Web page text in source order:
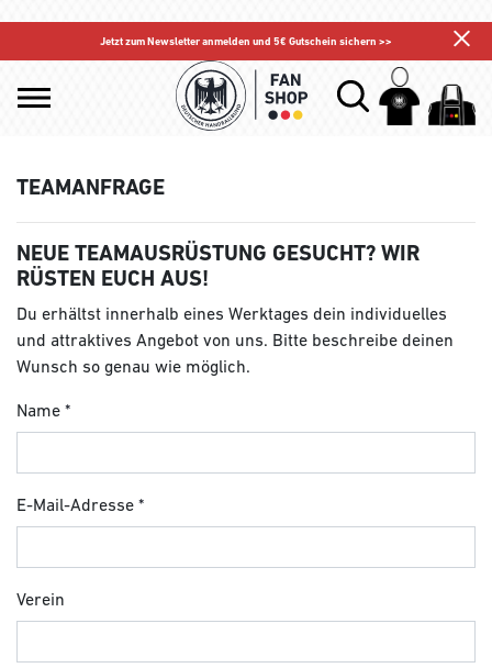
Jetzt zum Newsletter anmelden und 5€ Gutschein sichern >>
TEAMANFRAGE
NEUE TEAMAUSRÜSTUNG GESUCHT? WIR
RÜSTEN EUCH AUS!
Du erhältst innerhalb eines Werktages dein individuelles
und attraktives Angebot von uns. Bitte beschreibe deinen
Wunsch so genau wie möglich.
Name
E-Mail-Adresse
Verein